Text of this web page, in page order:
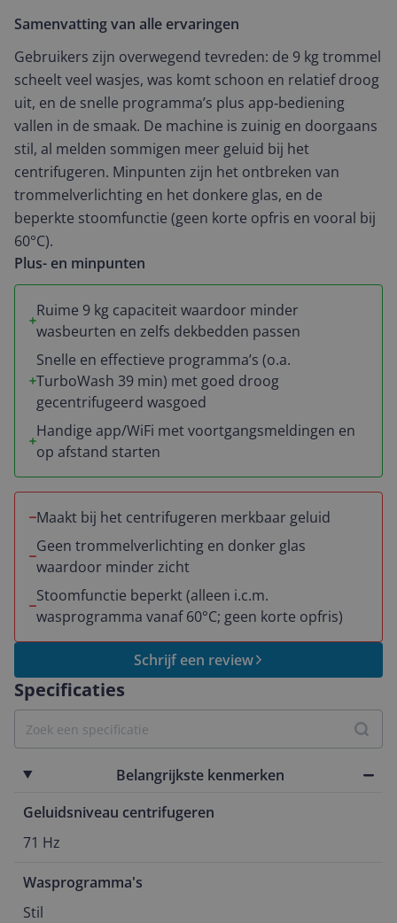
Specificaties
Belangrijkste kenmerken
Geluidsniveau centrifugeren
71 Hz
Wasprogramma's
Stil
Wat ook fijn is, is het 39 minuten programma. Dit zorgt
ervoor dat de wasjes in een mum van tijd gewassen
worden. Ik zie eindelijk de bodem van de wasmand.
Minpuntjes Eigenlijk heel persoonlijk. Het melodietje
op het eind vinden vooral de kinderen leuk die laten
dan ook weten wanneer het wasjes klaar zijn. Dat had
van mij niet gehoeven. En bij het centrifugeren maakt
de LG wasmachine wel wat geluid maar dat is niet erg
want mijn was komt er nagenoeg droog uit hierdoor
droogt mijn wasdroger de kleren veel sneller.
Conclusie is dat ik al met al dik tevreden ben over de
LG wasmachine. Groetjes louna
Samenvatting van alle ervaringen
Gebruikers zijn overwegend tevreden: de 9 kg trommel
scheelt veel wasjes, was komt schoon en relatief droog
uit, en de snelle programma’s plus app‑bediening
vallen in de smaak. De machine is zuinig en doorgaans
stil, al melden sommigen meer geluid bij het
centrifugeren. Minpunten zijn het ontbreken van
trommelverlichting en het donkere glas, en de
beperkte stoomfunctie (geen korte opfris en vooral bij
60°C).
Plus- en minpunten
Ruime 9 kg capaciteit waardoor minder
wasbeurten en zelfs dekbedden passen
Snelle en effectieve programma’s (o.a.
TurboWash 39 min) met goed droog
gecentrifugeerd wasgoed
Handige app/WiFi met voortgangsmeldingen en
op afstand starten
Maakt bij het centrifugeren merkbaar geluid
Geen trommelverlichting en donker glas
waardoor minder zicht
Stoomfunctie beperkt (alleen i.c.m.
wasprogramma vanaf 60°C; geen korte opfris)
Schrijf een review